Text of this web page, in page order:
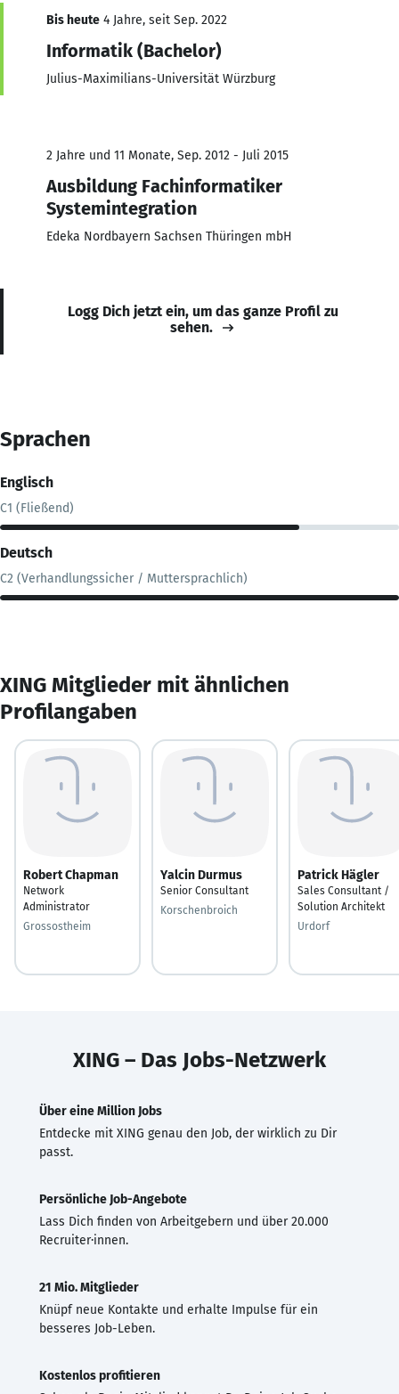
Bis heute 4 Jahre, seit Sep. 2022
Informatik (Bachelor)
Julius-Maximilians-Universität Würzburg
2 Jahre und 11 Monate, Sep. 2012 - Juli 2015
Ausbildung Fachinformatiker
Systemintegration
Edeka Nordbayern Sachsen Thüringen mbH
Logg Dich jetzt ein, um das ganze Profil zu
sehen.
Sprachen
Englisch
C1 (Fließend)
Deutsch
C2 (Verhandlungssicher / Muttersprachlich)
XING Mitglieder mit ähnlichen
Profilangaben
Robert Chapman
Network
Administrator
Grossostheim
Yalcin Durmus
Senior Consultant
Korschenbroich
Patrick Hägler
Sales Consultant /
Solution Architekt
Urdorf
XING – Das Jobs-Netzwerk
Über eine Million Jobs
Entdecke mit XING genau den Job, der wirklich zu Dir
passt.
Persönliche Job-Angebote
Lass Dich finden von Arbeitgebern und über 20.000
Recruiter·innen.
21 Mio. Mitglieder
Knüpf neue Kontakte und erhalte Impulse für ein
besseres Job-Leben.
Kostenlos profitieren